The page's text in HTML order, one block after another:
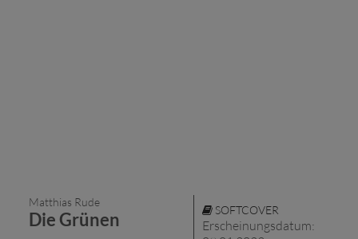
Matthias Rude
Die Grünen SOFTCOVER
Erscheinungsdatum: